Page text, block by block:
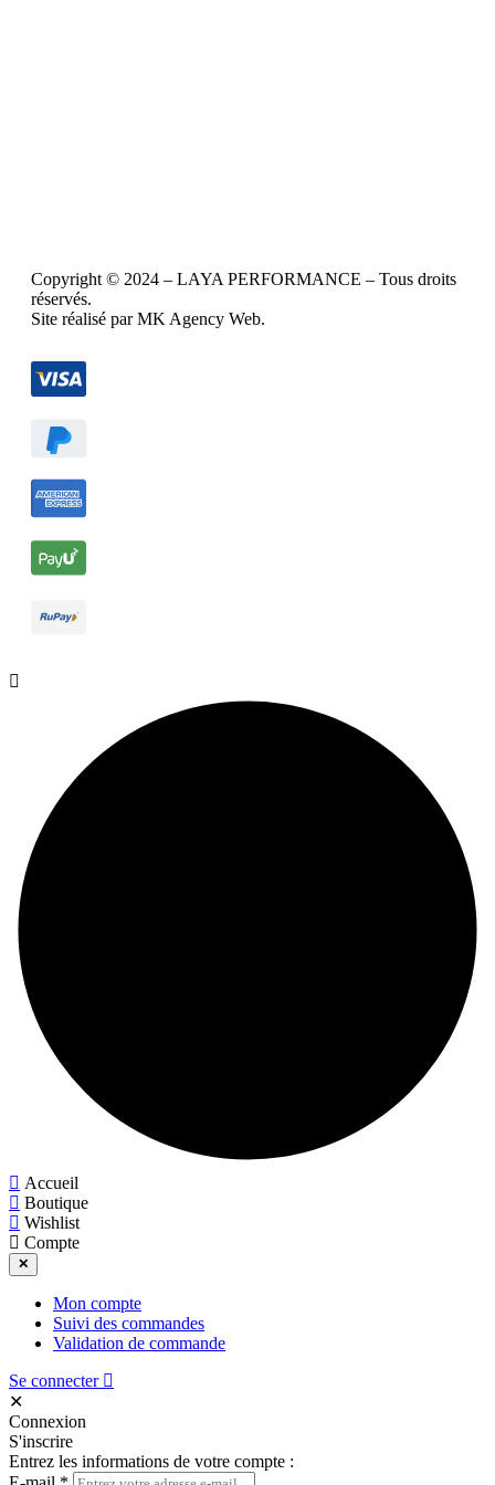
Copyright © 2024 – LAYA PERFORMANCE – Tous droits
réservés.
Site réalisé par MK Agency Web.
Accueil
Boutique
Wishlist
Compte
✕
Mon compte
Suivi des commandes
Validation de commande
Se connecter
✕
Connexion
S'inscrire
Entrez les informations de votre compte :